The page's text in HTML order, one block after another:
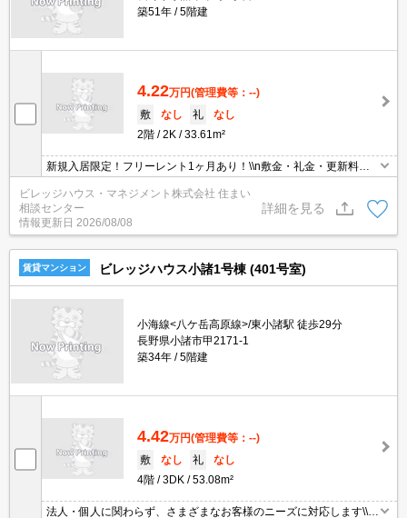
築51年
5階建
4.22万円(管理費等：--)
敷
なし 礼
なし
2階
2K 33.61m²
新規入居限定！フリーレント1ヶ月あり！\\n敷金・礼金・更新料・
鍵交換手数料0円！※契約内容や審査の結果、敷金をお預かりする
場合がございます。
ビレッジハウス・マネジメント株式会社 住まい
相談センター
情報更新日 2026/08/08
詳細を見る
賃貸マンション ビレッジハウス小諸1号棟 (401号室)
小海線<八ケ岳高原線>/東小諸駅 徒歩29分
長野県小諸市甲2171-1
築34年
5階建
4.42万円(管理費等：--)
敷
なし 礼
なし
4階
3DK 53.08m²
法人・個人に関わらず、さまざまなお客様のニーズに対応します\\n